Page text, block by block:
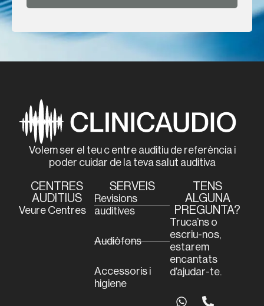
Volem ser el teu c entre auditiu de referència i
poder cuidar de la teva salut auditiva
CENTRES
AUDITIUS
Veure Centres
SERVEIS
Revisions
auditives
Audiòfons
Accessoris i
higiene
TENS
ALGUNA
PREGUNTA?
Truca’ns o
escriu-nos,
estarem
encantats
d’ajudar-te.